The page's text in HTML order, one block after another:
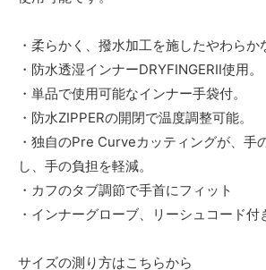
・柔らかく、撥水加工を施したやわらか
・防水透湿インナーDRYFINGERⅡ使用。
・単品で使用可能なインナー手袋付。
・防水ZIPPERの開閉で温度調整可能。
・独自のPre Curveカッティングが、手
し、手の負担を軽減。
・カフのタブ調節で手首にフィット
・インナーグローブ、リーシュコード付
サイズの測り方はこちらから